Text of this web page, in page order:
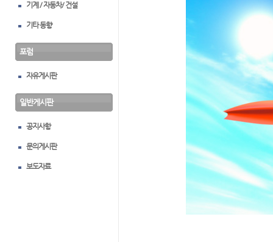
기계 / 자동차/ 건설
기타 동향
포럼
자유게시판
일반게시판
공지사항
문의게시판
보도자료